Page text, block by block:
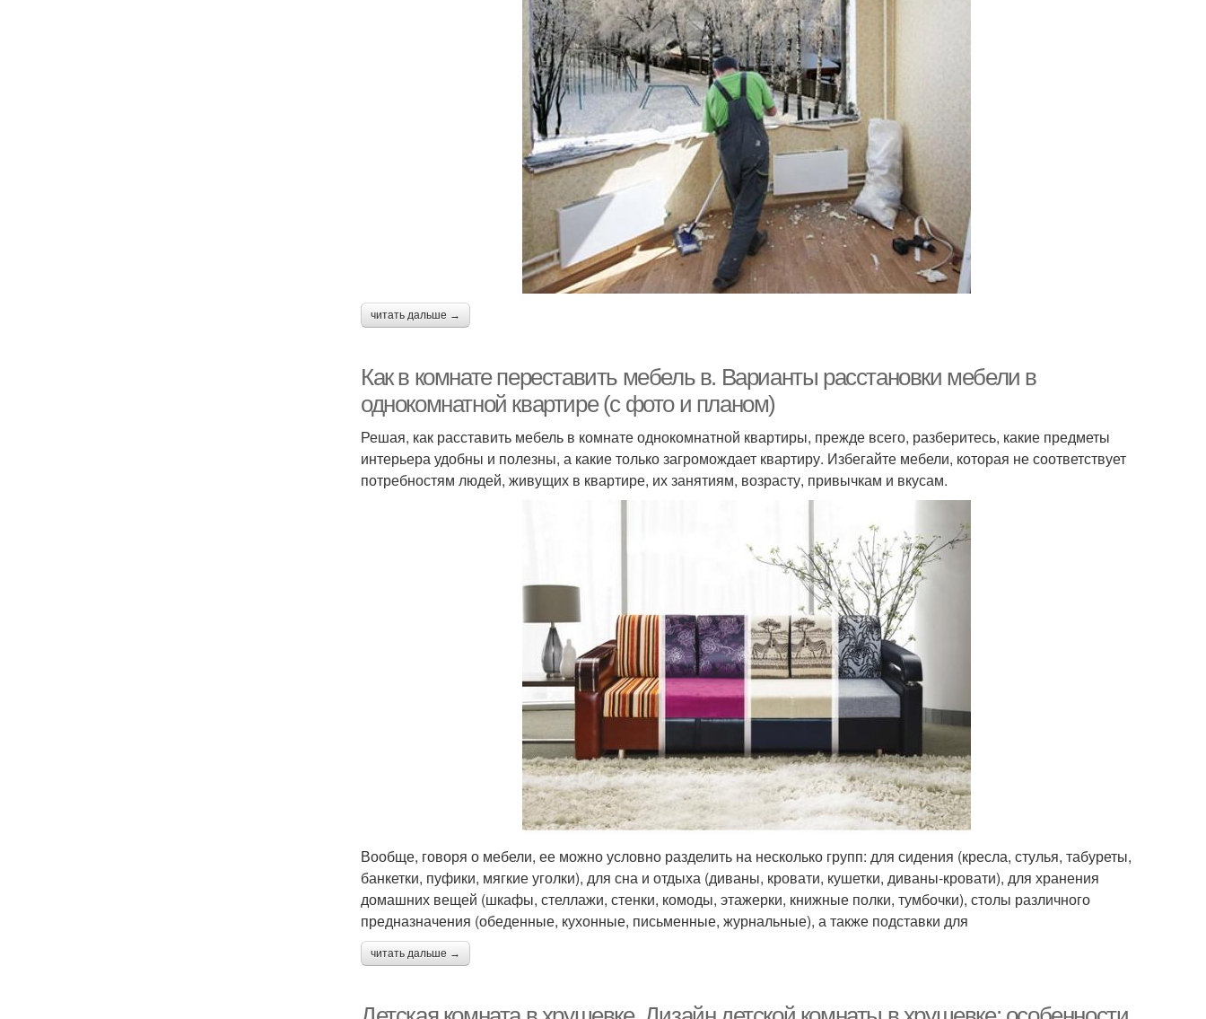
читать дальше →
Как в комнате переставить мебель в. Варианты расстановки мебели в
однокомнатной квартире (с фото и планом)
Решая, как расставить мебель в комнате однокомнатной квартиры, прежде всего, разберитесь, какие предметы
интерьера удобны и полезны, а какие только загромождает квартиру. Избегайте мебели, которая не соответствует
потребностям людей, живущих в квартире, их занятиям, возрасту, привычкам и вкусам.
Вообще, говоря о мебели, ее можно условно разделить на несколько групп: для сидения (кресла, стулья, табуреты,
банкетки, пуфики, мягкие уголки), для сна и отдыха (диваны, кровати, кушетки, диваны-кровати), для хранения
домашних вещей (шкафы, стеллажи, стенки, комоды, этажерки, книжные полки, тумбочки), столы различного
предназначения (обеденные, кухонные, письменные, журнальные), а также подставки для
читать дальше →